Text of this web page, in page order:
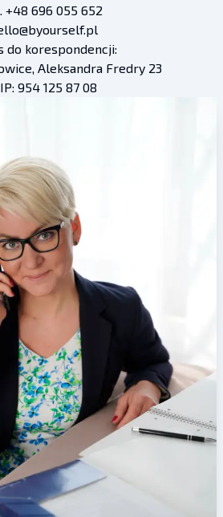
+48 696 055 652
do korespondencji:
Aleksandra Fredry 23
954 125 87 08